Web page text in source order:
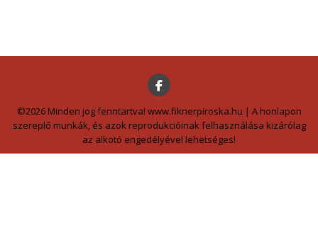
©2026 Minden jog fenntartva! www.fiknerpiroska.hu | A honlapon
szereplő munkák, és azok reprodukcióinak felhasználása kizárólag
az alkotó engedélyével lehetséges!